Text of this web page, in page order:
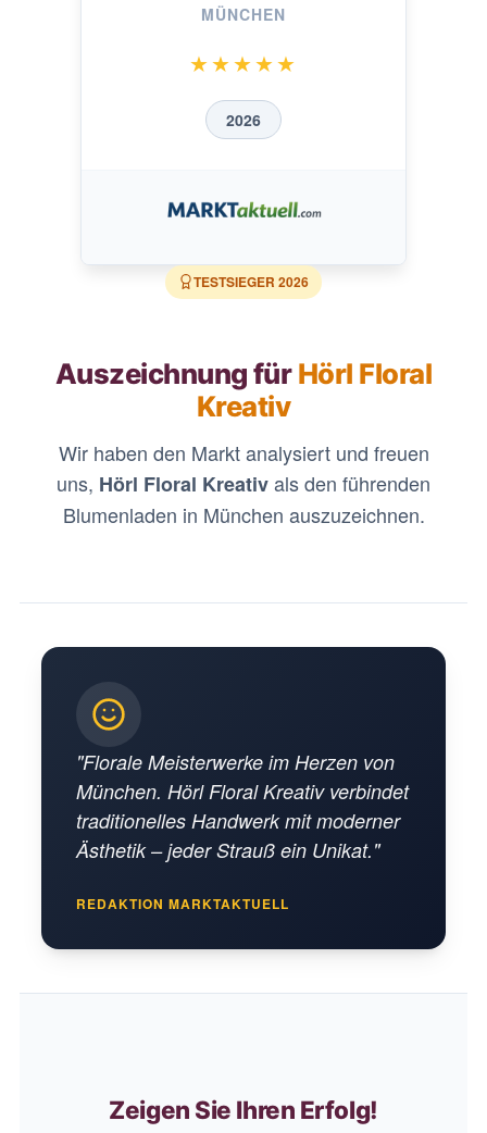
MÜNCHEN
★★★★★
2026
TESTSIEGER 2026
Auszeichnung fürHörl Floral
Kreativ
Wir haben den Markt analysiert und freuen
uns, Hörl Floral Kreativals den führenden
Blumenladen in München auszuzeichnen.
"Florale Meisterwerke im Herzen von
München. Hörl Floral Kreativ verbindet
traditionelles Handwerk mit moderner
Ästhetik – jeder Strauß ein Unikat."
REDAKTION MARKTAKTUELL
Zeigen Sie Ihren Erfolg!